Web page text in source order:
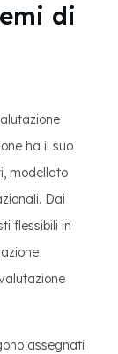
di
ha il suo
modellato
Dai
flessibili in
assegnati